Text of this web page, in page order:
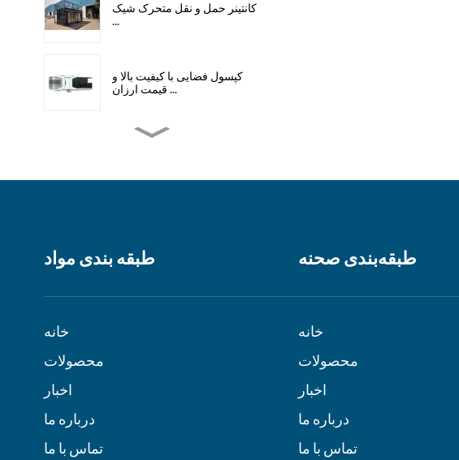
کانتینر حمل و نقل متحرک شیک
...
کپسول فضایی با کیفیت بالا و
قیمت ارزان ...
طبقه بندی مواد
خانه
محصولات
اخبار
درباره ما
تماس با ما
طبقه‌بندی صحنه
خانه
محصولات
اخبار
درباره ما
تماس با ما